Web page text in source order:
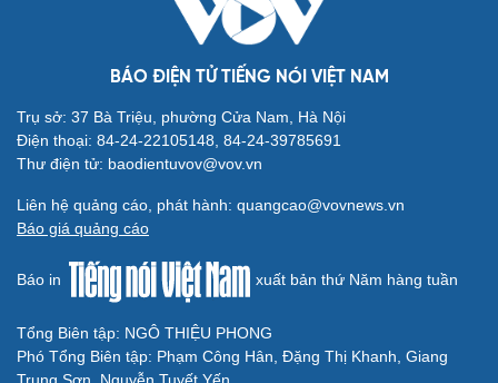
Cải chính
BÁO ĐIỆN TỬ TIẾNG NÓI VIỆT NAM
Trụ sở: 37 Bà Triệu, phường Cửa Nam, Hà Nội
Điện thoại: 84-24-22105148, 84-24-39785691
Thư điện tử: baodientuvov@vov.vn
Liên hệ quảng cáo, phát hành: quangcao@vovnews.vn
Báo giá quảng cáo
Báo in xuất bản thứ Năm hàng tuần
Tổng Biên tập: NGÔ THIỆU PHONG
Phó Tổng Biên tập: Phạm Công Hân, Đặng Thị Khanh, Giang